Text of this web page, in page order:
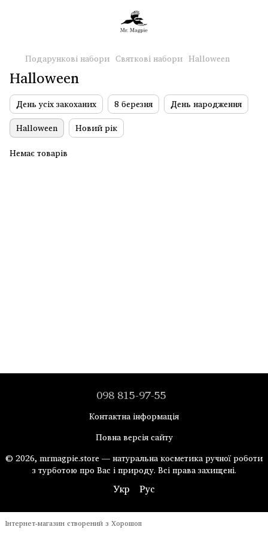
Подарункові набори Святкові набори Halloween
Halloween
День усіх закоханих 8 березня
День народження
Halloween
Новий рік
Немає товарів
098 815-97-55
Контактна інформація
Повна версія сайту
© 2026, mrmagpie.store — натуральна косметика ручної роботи
з турботою про Вас і природу. Всі права захищені.
Укр Рус
Інтернет-магазин створений з Хорошоп